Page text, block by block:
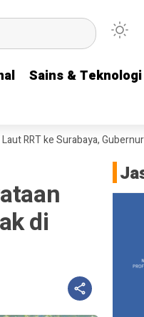
Sains & Teknologi
Sains & Teknologi
Gubernur Khofifah
di